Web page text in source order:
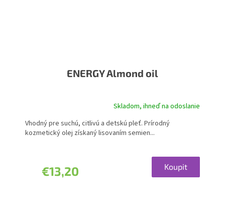
ENERGY Almond oil
produktu
je
hviezdičiek.
Skladom, ihneď na odoslanie
€13,20 Koupit
Vhodný pre suchú, citlivú a detskú pleť. Prírodný
kozmetický olej získaný lisovaním semien...